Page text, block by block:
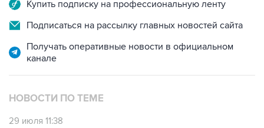
Купить подписку на профессиональную ленту
Подписаться на рассылку главных новостей сайта
Получать оперативные новости в официальном
канале
НОВОСТИ ПО ТЕМЕ
29 июля 11:38